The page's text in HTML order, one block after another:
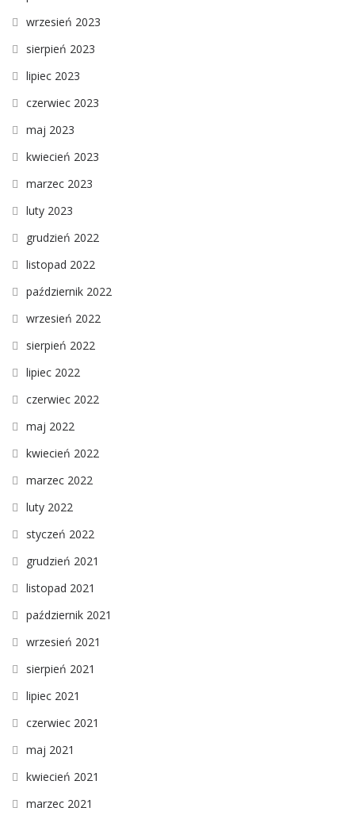
wrzesień 2023
sierpień 2023
lipiec 2023
czerwiec 2023
maj 2023
kwiecień 2023
marzec 2023
luty 2023
grudzień 2022
listopad 2022
październik 2022
wrzesień 2022
sierpień 2022
lipiec 2022
czerwiec 2022
maj 2022
kwiecień 2022
marzec 2022
luty 2022
styczeń 2022
grudzień 2021
listopad 2021
październik 2021
wrzesień 2021
sierpień 2021
lipiec 2021
czerwiec 2021
maj 2021
kwiecień 2021
marzec 2021